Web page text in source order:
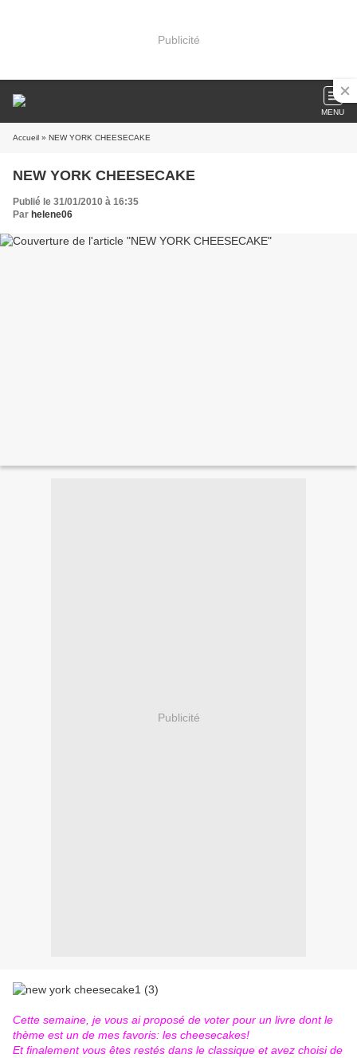
Publicité
MENU
Accueil » NEW YORK CHEESECAKE
NEW YORK CHEESECAKE
Publié le 31/01/2010 à 16:35
Par helene06
Publicité
Cette semaine, je vous ai proposé de voter pour un livre dont le
thème est un de mes favoris: les cheesecakes!
Et finalement vous êtes restés dans le classique et avez choisi de